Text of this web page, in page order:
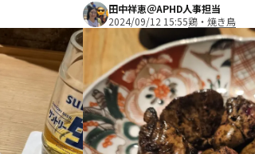
田中祥恵＠APHD人事担当
2024/09/12 15:55鶏・焼き鳥